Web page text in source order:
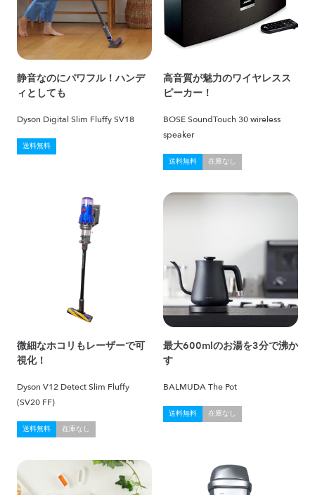
静音なのにパワフル！ハンデ
ィとしても
Dyson Digital Slim Fluffy SV18
送料無料
高音質が魅力のワイヤレスス
ピーカー！
BOSE SoundTouch 30 wireless
speaker
送料無料 在庫なし
微細なホコリもレーザーで可
視化！
Dyson V12 Detect Slim Fluffy
(SV20 FF)
送料無料 在庫なし
最大600mlのお湯を3分で沸か
す
BALMUDA The Pot
送料無料 在庫なし